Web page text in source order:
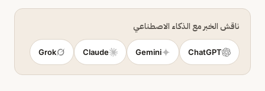
ناقش الخبر مع الذكاء الاصطناعي
ChatGPT
Gemini
Claude
Grok